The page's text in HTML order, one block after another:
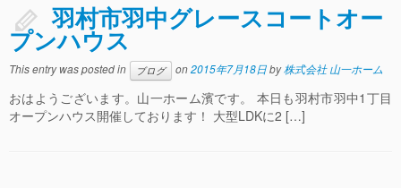
羽村市羽中グレースコートオー
プンハウス
This entry was posted in ブログ on2015年7月18日by株式会社 山一ホーム
おはようございます。山一ホーム濱です。 本日も羽村市羽中1丁目
オープンハウス開催しております！ 大型LDKに2 […]